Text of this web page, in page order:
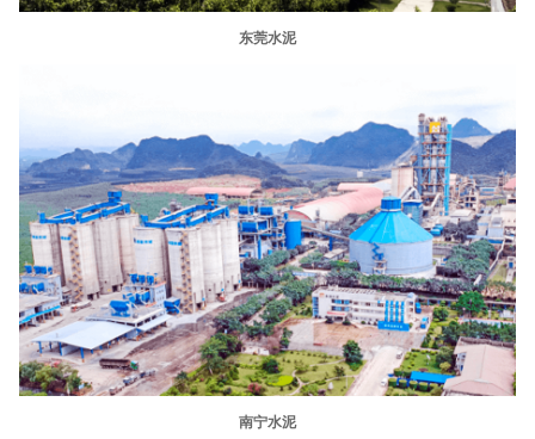
东莞水泥
南宁水泥